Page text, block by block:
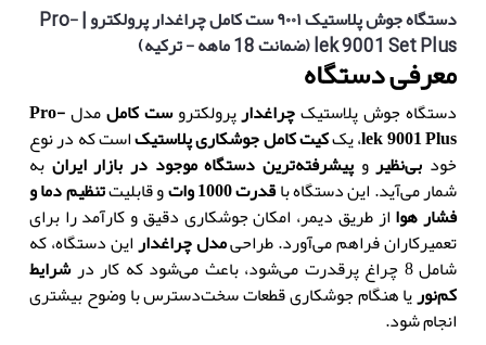
دستگاه جوش پلاستیک ۹۰۰۱ ست کامل چراغدار پرولکترو | Pro-
lek 9001 Set Plus (ضمانت 18 ماهه - ترکیه)
معرفی دستگاه
دستگاه جوش پلاستیکچراغدارپرولکتروست کاملمدل-
lek 9001 Plus،یککیت کاملجوشکاری پلاستیکاست که در نوع
خود بی‌نظیروپیشرفته‌ترین دستگاه موجود در بازار ایران به
شمار می‌آید.این دستگاه باقدرت 1000 وات و قابلیتتنظیم دما و
فشار هوااز طریق دیمر، امکان جوشکاری دقیق و کارآمد را برای
تعمیرکاران فراهم می‌آورد.طراحیمدل چراغداراین دستگاه،که
شامل 8 چراغ پرقدرت می‌شود ،باعث می‌شود که کار درشرایط
کم‌نوریا هنگام جوشکاری قطعات سخت‌دسترس با وضوح بیشتری
انجام شود.